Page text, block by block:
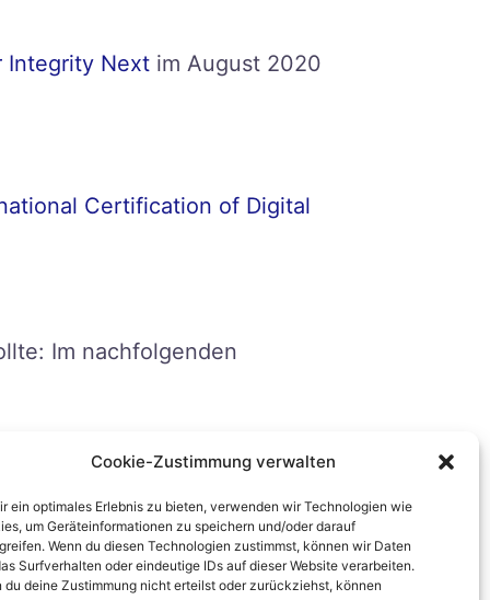
Cookie-Zustimmung verwalten
ein optimales Erlebnis zu bieten, verwenden wir Technologien wie
um Geräteinformationen zu speichern und/oder darauf
Wenn du diesen Technologien zustimmst, können wir Daten
Surfverhalten oder eindeutige IDs auf dieser Website verarbeiten.
du deine Zustimmung nicht erteilst oder zurückziehst, können
Integrity Next im August 2020
Certification of Digital
Im nachfolgenden